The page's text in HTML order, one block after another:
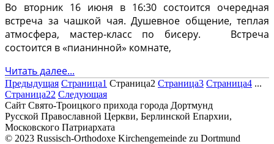
Во вторник 16 июня в 16:30 состоится очередная
встреча за чашкой чая. Душевное общение, теплая
атмосфера, мастер-класс по бисеру. Встреча
состоится в «пианинной» комнате,
Читать далее...
Предыдущая Страница1 Страница2 Страница3 Страница4 ...
Страница22 Следующая
Сайт Свято-Троицкого прихода города Дортмунд
Русской Православной Церкви, Берлинской Епархии,
Московского Патриархата
© 2023 Russisch-Orthodoxe Kirchengemeinde zu Dortmund